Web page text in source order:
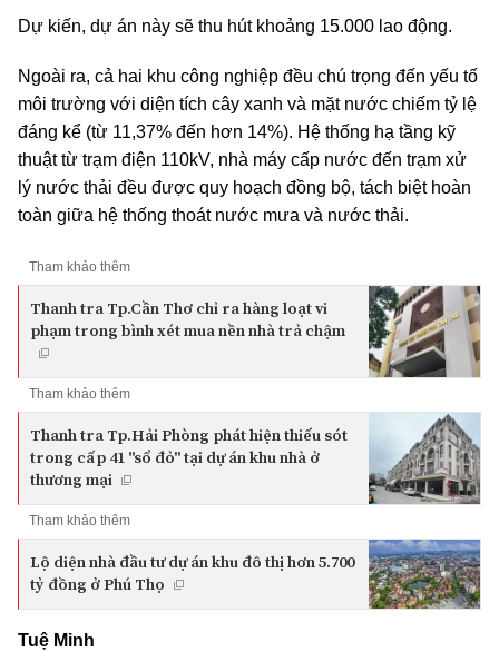
Dự kiến, dự án này sẽ thu hút khoảng 15.000 lao động.
Ngoài ra, cả hai khu công nghiệp đều chú trọng đến yếu tố
môi trường với diện tích cây xanh và mặt nước chiếm tỷ lệ
đáng kể (từ 11,37% đến hơn 14%). Hệ thống hạ tầng kỹ
thuật từ trạm điện 110kV, nhà máy cấp nước đến trạm xử
lý nước thải đều được quy hoạch đồng bộ, tách biệt hoàn
toàn giữa hệ thống thoát nước mưa và nước thải.
Tham khảo thêm
Thanh tra Tp.Cần Thơ chỉ ra hàng loạt vi
phạm trong bình xét mua nền nhà trả chậm
Tham khảo thêm
Thanh tra Tp.Hải Phòng phát hiện thiếu sót
trong cấp 41 "sổ đỏ" tại dự án khu nhà ở
thương mại
Tham khảo thêm
Lộ diện nhà đầu tư dự án khu đô thị hơn 5.700
tỷ đồng ở Phú Thọ
Tuệ Minh